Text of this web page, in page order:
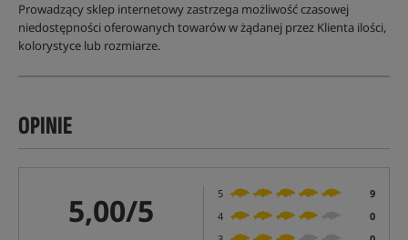
Prowadzący sklep internetowy zastrzega możliwość czasowej
niedostępności oferowanych towarów w żądanej przez Klienta ilości,
kolorystyce lub rozmiarze.
OPINIE
5,00/5 5
9
4
0